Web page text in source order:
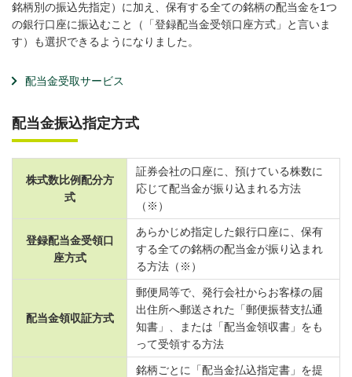
銘柄別の振込先指定）に加え、保有する全ての銘柄の配当金を1つ
の銀行口座に振込むこと（「登録配当金受領口座方式」と言いま
す）も選択できるようになりました。
配当金受取サービス
配当金振込指定方式
株式数比例配分方
式
証券会社の口座に、預けている株数に
応じて配当金が振り込まれる方法
（※）
登録配当金受領口
座方式
あらかじめ指定した銀行口座に、保有
する全ての銘柄の配当金が振り込まれ
る方法（※）
配当金領収証方式
郵便局等で、発行会社からお客様の届
出住所へ郵送された「郵便振替支払通
知書」、または「配当金領収書」をも
って受領する方法
銘柄ごとに「配当金払込指定書」を提